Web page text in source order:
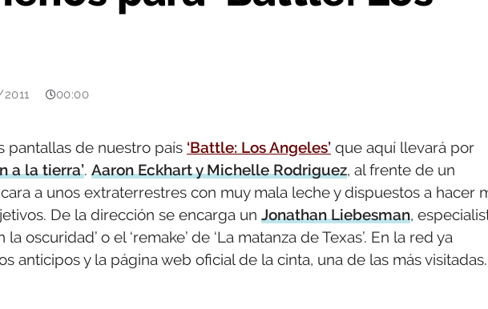
00:00
pantallas de nuestro país ‘Battle: Los Angeles’ que aquí llevará por
a la tierra’. Aaron Eckhart y Michelle Rodriguez, al frente de un
a unos extraterrestres con muy mala leche y dispuestos a hacer
De la dirección se encarga un Jonathan Liebesman,
oscuridad’ o el ‘remake’ de ‘La matanza de Texas’. En la red ya
anticipos y la página web oficial de la cinta, una de las más visitadas.